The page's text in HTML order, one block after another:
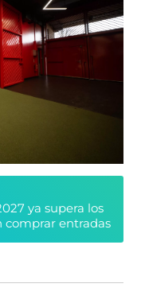
ya supera los
comprar entradas